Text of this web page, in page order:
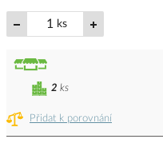
ks
Přidat k porovnání
2 ks